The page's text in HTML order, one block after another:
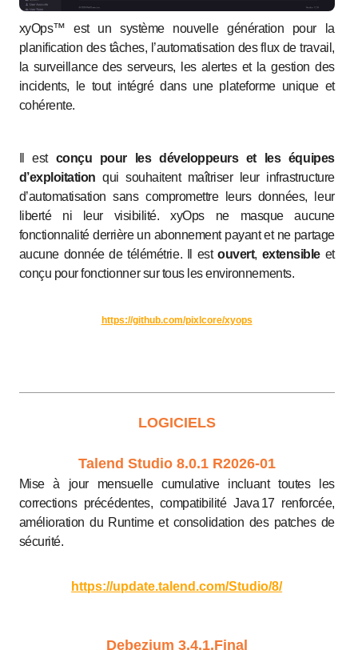
xyOps™ est un système nouvelle génération pour la
planification des tâches, l’automatisation des flux de travail,
la surveillance des serveurs, les alertes et la gestion des
incidents, le tout intégré dans une plateforme unique et
cohérente.
Il est conçu pour les développeurs et les équipes
d’exploitation qui souhaitent maîtriser leur infrastructure
d’automatisation sans compromettre leurs données, leur
liberté ni leur visibilité. xyOps ne masque aucune
fonctionnalité derrière un abonnement payant et ne partage
aucune donnée de télémétrie. Il estouvert, extensible et
conçu pour fonctionner sur tous les environnements.
https://github.com/pixlcore/xyops
LOGICIELS
Talend Studio 8.0.1 R2026-01
Mise à jour mensuelle cumulative incluant toutes les
corrections précédentes, compatibilité Java 17 renforcée,
amélioration du Runtime et consolidation des patches de
sécurité.
https://update.talend.com/Studio/8/
Debezium 3.4.1.Final